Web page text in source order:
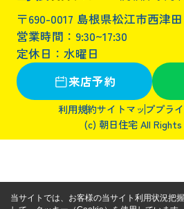
〒690-0017 島根県松江市西津
営業時間：9:30~17:30
定休日：水曜日
来店予約
利用規約サイトマッププラ
(c) 朝日住宅 All Rights
当サイトでは、お客様の当サイト利用状況把